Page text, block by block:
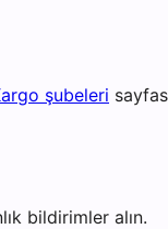
şubeleri
bildirimler alın.